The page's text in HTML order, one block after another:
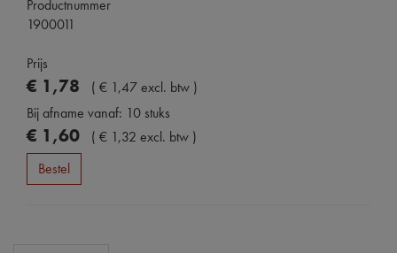
Productnummer
1900011
Prijs
€ 1,78 ( € 1,47excl. btw )
Bij afname vanaf: 10 stuks
€ 1,60 ( € 1,32 excl. btw )
Bestel